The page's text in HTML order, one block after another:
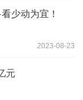
少动为宜！
2023-08-23
元